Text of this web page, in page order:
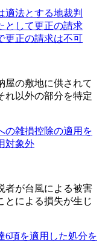
適法とする地裁判
として更正の請求
更正の請求は不可
屋の敷地に供されて
れ以外の部分を特定
の雑損控除の適用を
対象外
者が台風による被害
とによる損失が生じ
6項を適用した処分を